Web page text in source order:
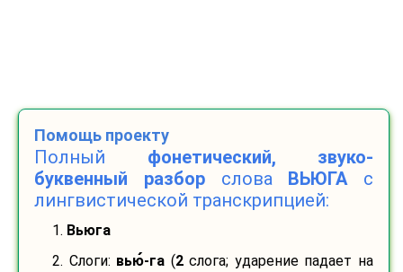
Помощь проекту
Полный фонетический, звуко-
буквенный разборслова ВЬЮГАс
лингвистической транскрипцией:
1. Вьюга
2. Слоги: вью-га (2слога; ударение падает на